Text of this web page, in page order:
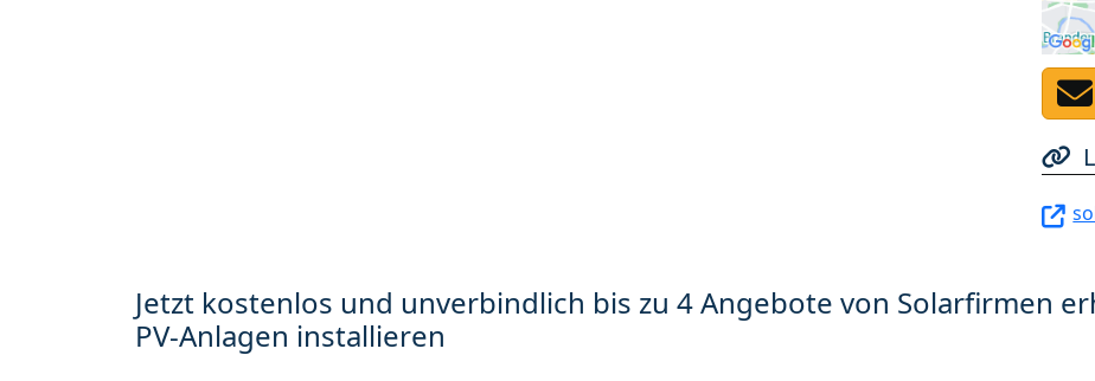
Jetzt kostenlos und unverbindlich bis zu 4 Angebote von Solarfirmen
PV-Anlagen installieren